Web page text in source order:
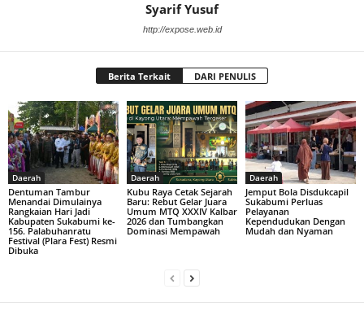
Syarif Yusuf
http://expose.web.id
Berita Terkait DARI PENULIS
Daerah
Dentuman Tambur
Menandai Dimulainya
Rangkaian Hari Jadi
Kabupaten Sukabumi ke-
156. Palabuhanratu
Festival (Plara Fest) Resmi
Dibuka
Daerah
Kubu Raya Cetak Sejarah
Baru: Rebut Gelar Juara
Umum MTQ XXXIV Kalbar
2026 dan Tumbangkan
Dominasi Mempawah
Daerah
Jemput Bola Disdukcapil
Sukabumi Perluas
Pelayanan
Kependudukan Dengan
Mudah dan Nyaman